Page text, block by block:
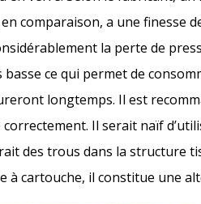
comparaison, a une
la perte de
ce qui permet de
longtemps. Il est
correctement. Il serait naïf
des trous dans la structure
à cartouche, il constitue une